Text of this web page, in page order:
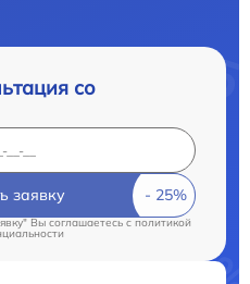
со
заявку
Вы соглашаетесь cполитикой